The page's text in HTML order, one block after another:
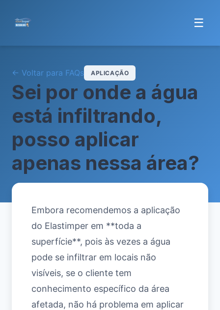
☰
← Voltar para FAQs APLICAÇÃO
Sei por onde a água
está infiltrando,
posso aplicar
apenas nessa área?
Embora recomendemos a aplicação
do Elastimper em **toda a
superfície**, pois às vezes a água
pode se infiltrar em locais não
visíveis, se o cliente tem
conhecimento específico da área
afetada, não há problema em aplicar